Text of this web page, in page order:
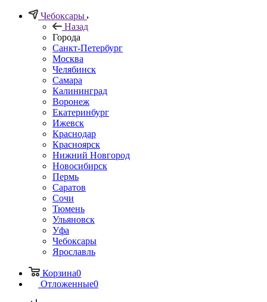
Чебоксары
Назад
Города
Санкт-Петербург
Москва
Челябинск
Самара
Калининград
Воронеж
Екатеринбург
Ижевск
Краснодар
Красноярск
Нижний Новгород
Новосибирск
Пермь
Саратов
Сочи
Тюмень
Ульяновск
Уфа
Чебоксары
Ярославль
Корзина0
Отложенные0